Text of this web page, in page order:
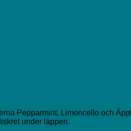
Pepparmint, Limoncello och
under läppen.